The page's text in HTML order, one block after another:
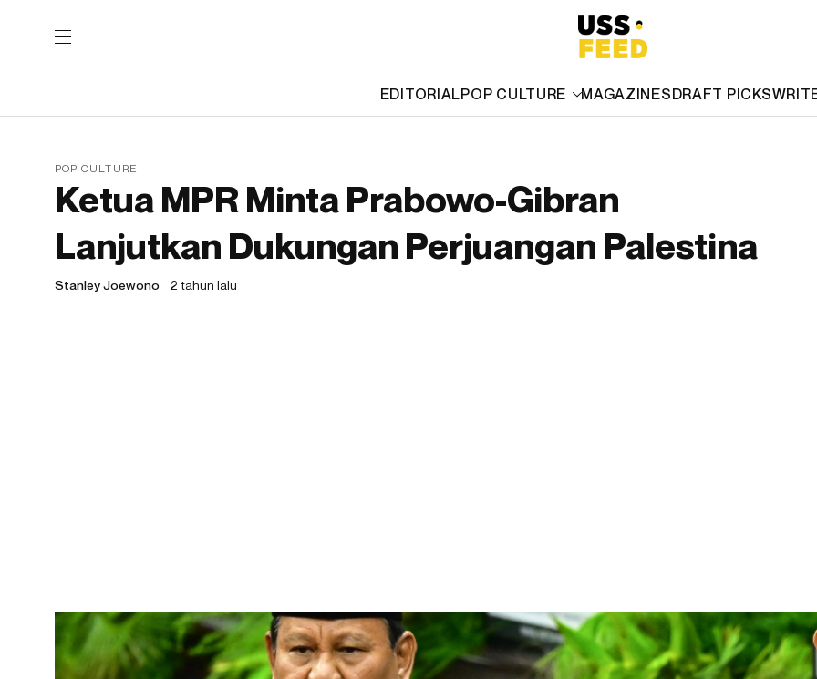
EDITORIALPOP CULTURE MAGAZINESDRAFT PICKS
POP CULTURE
Ketua MPR Minta Prabowo-Gibran
Lanjutkan Dukungan Perjuangan Palestina
Stanley Joewono 2 tahun lalu